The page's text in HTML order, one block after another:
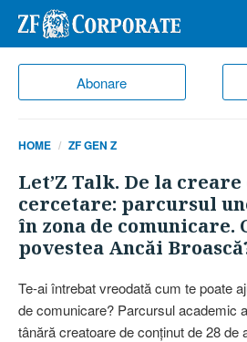
Abonare
HOME ZF GEN Z
Let’Z Talk. De la
cercetare: parcursul
în zona de comunicare.
povestea Ancăi
Te-ai întrebat vreodată cum te poate
de comunicare? Parcursul academic
tânără creatoare de conţinut de 28 de